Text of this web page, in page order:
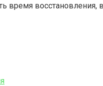
время